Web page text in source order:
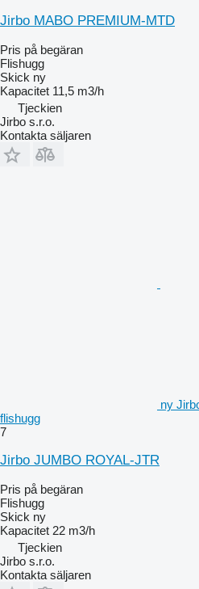
Jirbo MABO PREMIUM-MTD
Pris på begäran
Flishugg
Skick ny
Kapacitet 11,5 m3/h
Tjeckien
Jirbo s.r.o.
Kontakta säljaren
ny
flishugg
7
Jirbo JUMBO ROYAL-JTR
Pris på begäran
Flishugg
Skick ny
Kapacitet 22 m3/h
Tjeckien
Jirbo s.r.o.
Kontakta säljaren